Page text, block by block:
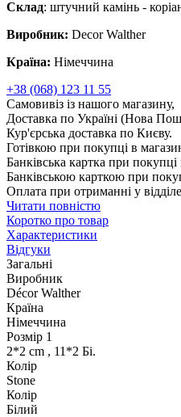
Склад: штучний камінь -
Виробник: Decor Walther
Країна: Німеччина
+38 (068) 123 11 55
Самовивіз із нашого магазину,
Доставка по Україні (Нова
Кур'єрська доставка по Києву.
Готівкою при покупці в
Банківська картка при покупці
Банківською карткою при
Оплата при отриманні у
Читати повністю
Коротко про товар
Характеристики
Відгуки
Загальні
Виробник
Décor Walther
Країна
Німеччина
Розмір 1
2*2 cm , 11*2 Бі.
Колір
Stone
Колір
Білий